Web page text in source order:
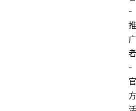
-
推
广
者
-
官
方